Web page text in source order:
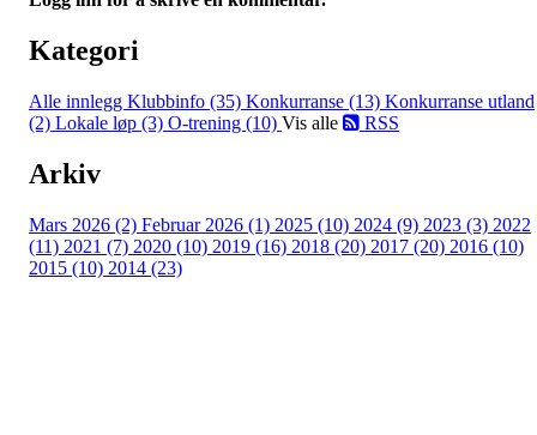
Kategori
Alle innlegg Klubbinfo (35) Konkurranse (13) Konkurranse utland
(2) Lokale løp (3) O-trening (10) Vis alle RSS
Arkiv
Mars 2026 (2) Februar 2026 (1) 2025 (10) 2024 (9) 2023 (3) 2022
(11) 2021 (7) 2020 (10) 2019 (16) 2018 (20) 2017 (20) 2016 (10)
2015 (10) 2014 (23)